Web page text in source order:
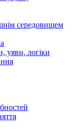
середовищем
уяви, логіки